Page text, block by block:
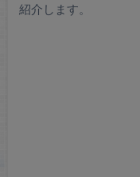
紹介します。